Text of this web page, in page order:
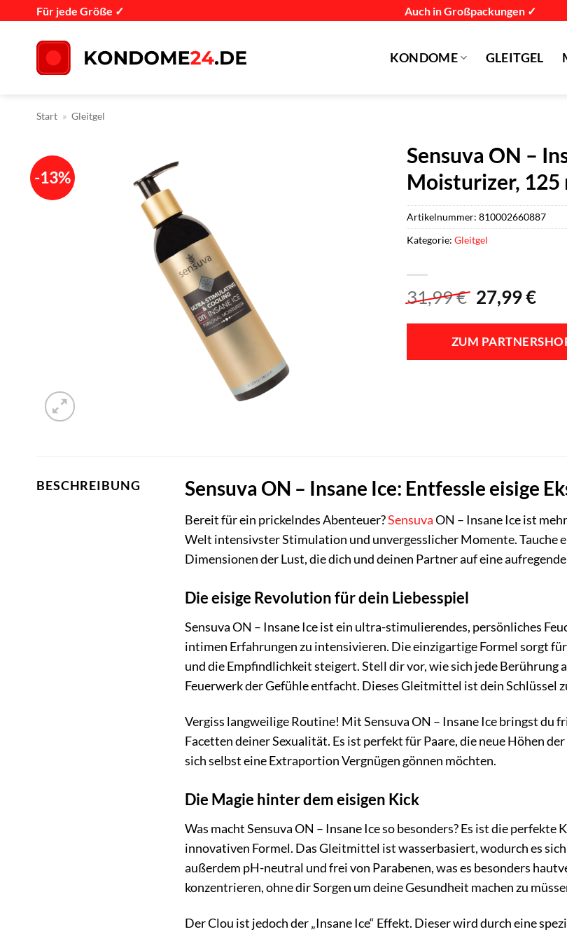
springen
Für jede Größe ✓ Auch in Großpackungen ✓
KONDOME GLEITGEL
Start » Gleitgel
-13%
Sensuva ON –
Moisturizer, 125
31,99€
war:
31,99 €
27,99€
ist:
ZUM
Artikelnummer:810002660887
Kategorie:Gleitgel
BESCHREIBUNG Sensuva ON – Insane Ice: Entfessle eisige
Bereit für ein prickelndes Abenteuer?SensuvaON – Insane Ice ist
Welt intensivster Stimulation und unvergesslicher Momente. Tauche
Dimensionen der Lust, die dich und deinen Partner auf eine
Die eisige Revolution für dein Liebesspiel
Sensuva ON – Insane Ice ist ein ultra-stimulierendes, persönliches
intimen Erfahrungen zu intensivieren. Die einzigartige Formel sorgt
und die Empfindlichkeit steigert. Stell dir vor, wie sich jede
Feuerwerk der Gefühle entfacht. Dieses Gleitmittel ist dein Schlüssel
Vergiss langweilige Routine! Mit Sensuva ON – Insane Ice bringst du
Facetten deiner Sexualität. Es ist perfekt für Paare, die neue Höhen
sich selbst eine Extraportion Vergnügen gönnen möchten.
Die Magie hinter dem eisigen Kick
Was macht Sensuva ON – Insane Ice so besonders? Es ist die
innovativen Formel. Das Gleitmittel ist wasserbasiert, wodurch es
außerdem pH-neutral und frei von Parabenen, was es besonders
konzentrieren, ohne dir Sorgen um deine Gesundheit machen zu
Der Clou ist jedoch der „Insane Ice“ Effekt. Dieser wird durch eine